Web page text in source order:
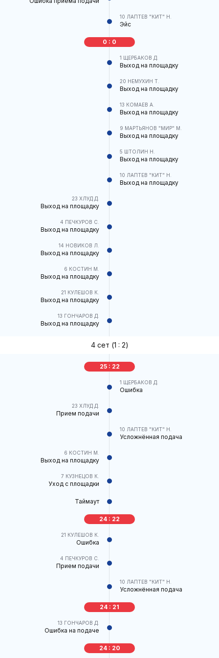
10 ЛАПТЕВ "КИТ" Н.
Эйс
0 : 0
1 ЩЕРБАКОВ Д.
Выход на площадку
20 НЕМУХИН Т.
Выход на площадку
13 КОМАЕВ А.
Выход на площадку
9 МАРТЬЯНОВ "МИР" М.
Выход на площадку
5 ШТОЛИН Н.
Выход на площадку
10 ЛАПТЕВ "КИТ" Н.
Выход на площадку
23 ХЛУД Д.
Выход на площадку
4 ПЕЧКУРОВ С.
Выход на площадку
14 НОВИКОВ Л.
Выход на площадку
6 КОСТИН М.
Выход на площадку
21 КУЛЕШОВ К.
Выход на площадку
13 ГОНЧАРОВ Д.
Выход на площадку
4 cет (1 : 2)
25 : 22
1 ЩЕРБАКОВ Д.
Ошибка
23 ХЛУД Д.
Прием подачи
10 ЛАПТЕВ "КИТ" Н.
Усложнённая подача
6 КОСТИН М.
Выход на площадку
7 КУЗНЕЦОВ К.
Уход с площадки
Таймаут
24 : 22
21 КУЛЕШОВ К.
Ошибка
4 ПЕЧКУРОВ С.
Прием подачи
10 ЛАПТЕВ "КИТ" Н.
Усложнённая подача
24 : 21
13 ГОНЧАРОВ Д.
Ошибка на подаче
24 : 20